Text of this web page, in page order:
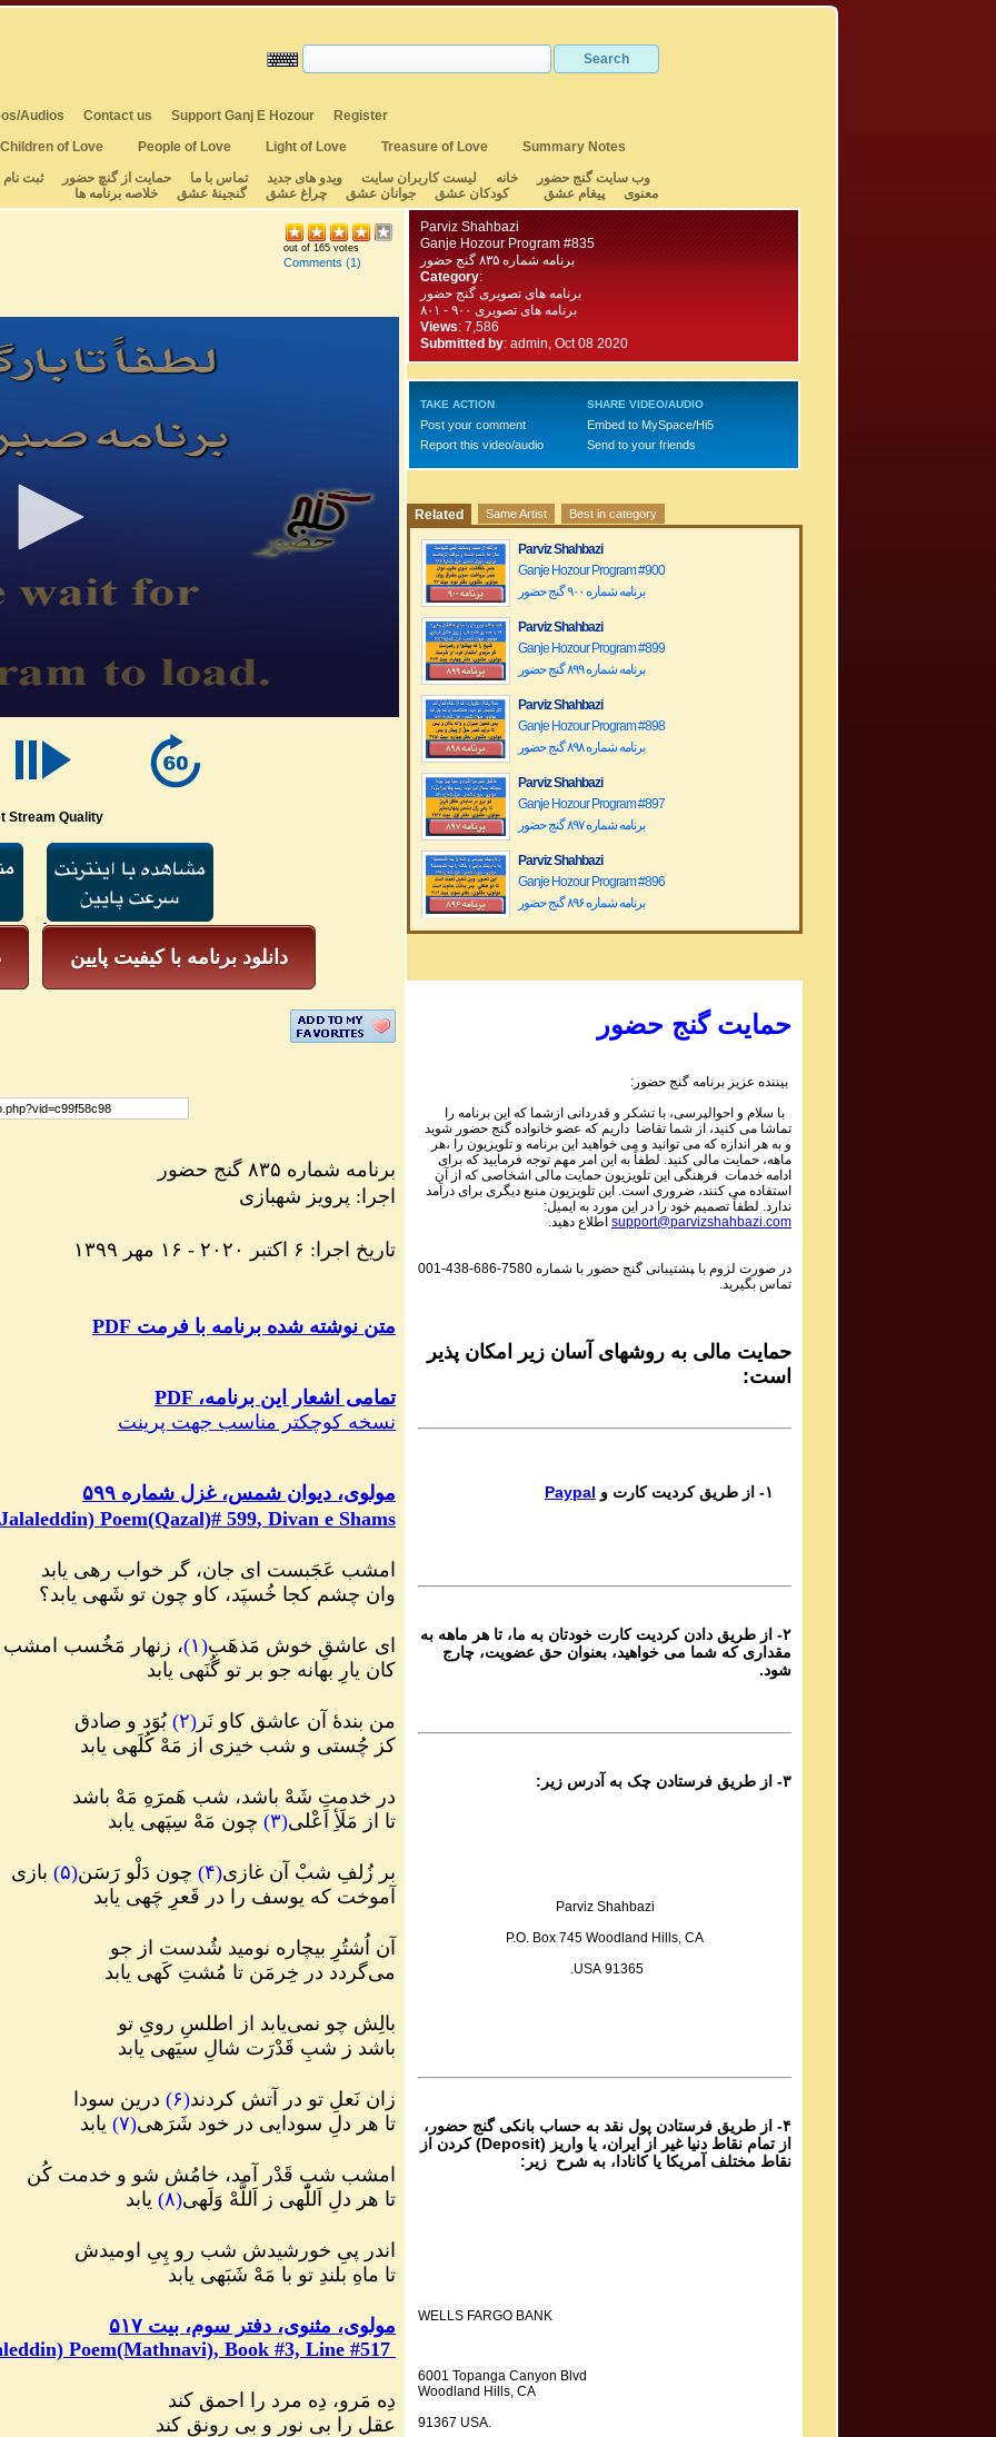
Audios Contact us Support Ganj E Hozour
Register
Children of Love
People of Love Light of Love Treasure of Love
Summary Notes
وب سایت گنج حضور
خانه لیست کاربران سایت ویدو های جدید تماس با ما حمایت از گنچ حضور
ثبت نام
معنوی
پیغام عشق کودکان عشق جوانان عشق چراغ عشق گنجینهٔ عشق خلاصه برنامه ها
out of 165 votes
Comments (1)
Stream Quality
دانلود برنامه با کیفیت پایین
برنامه شماره ۸۳۵ گنج حضور
اجرا: پرویز شهبازی
۱۳۹۹ تاریخ اجرا: ۶ اکتبر ۲۰۲۰ - ۱۶ مهر
PDF متن نوشته شده برنامه با فرمت
PDF ،تمامی اشعار این برنامه
نسخه کوچکتر مناسب جهت پرینت
مولوی، دیوان شمس، غزل شماره ۵۹۹
Poem(Qazal)# 599, Divan e Shams
امشب عَجَبست ای جان، گر خواب رهی یابد
وان چشم کجا خُسپَد، کاو چون تو شَهی یابد؟
ای عاشقِ خوش مَذهَب(۱)، زنهار مَخُسب امشب
کان یارِ بهانه جو بر تو گُنَهی یابد
من بندهٔ آن عاشق کاو نَر (۲) بُوَد و صادق
کز چُستی و شب خیزی از مَهْ کُلَهی یابد
در خدمتِ شَهْ باشد، شب هَمرَهِ مَهْ باشد
تا از مَلَأِ اَعْلی(۳) چون مَهْ سِپَهی یابد
بر زُلفِ شبْ آن غازی(۴) چون دَلْو رَسَن(۵) بازی
آموخت که یوسف را در قَعرِ چَهی یابد
آن اُشتُرِ بیچاره نومید شُدست از جو
میگردد در خِرمَن تا مُشتِ کَهی یابد
بالِش چو نمییابد از اطلسِ رویِ تو
باشد ز شبِ قَدْرَت شالِ سیَهی یابد
زان نَعلِ تو در آتش کردند(۶) درین سودا
تا هر دلِ سودایی در خود شَرَهی(۷) یابد
امشب شبِ قَدْر آمد، خامُش شو و خدمت کُن
تا هر دلِ اَللّهی ز اَللَّهْ وَلَهی(۸) یابد
اندر پیِ خورشیدش شب رو پِیِ اومیدش
تا ماهِ بلندِ تو با مَهْ شَبَهی یابد
مولوی، مثنوی، دفتر سوم، بیت ۵۱۷
Poem(Mathnavi), Book #3, Line #517
دِه مَرو، دِه مرد را احمق کند
عقل را بی نور و بی رونق کند
Parviz Shahbazi
Ganje Hozour Program #835
برنامه شماره ۸۳۵ گنج حضور
Category:
برنامه های تصویری گنج حضور
برنامه های تصویری ۹۰۰ - ۸۰۱
Views: 7,586
Submitted by: admin, Oct 08 2020
TAKE ACTION
Post your comment
Report this video/audio
SHARE VIDEO/AUDIO
Embed to MySpace/Hi5
Send to your friends
Related Same Artist Best in category
Parviz Shahbazi
Ganje Hozour Program #900
برنامه شماره ۹۰۰ گنج حضور
Parviz Shahbazi
Ganje Hozour Program #899
برنامه شماره ۸۹۹ گنج حضور
Parviz Shahbazi
Ganje Hozour Program #898
برنامه شماره ۸۹۸ گنج حضور
Parviz Shahbazi
Ganje Hozour Program #897
برنامه شماره ۸۹۷ گنج حضور
Parviz Shahbazi
Ganje Hozour Program #896
برنامه شماره ۸۹۶ گنج حضور
Parviz Shahbazi
برنامه شماره ۸۹۵ گنج حضور
Ganje Hozour Program #894
Ganje Hozour Program #893
برنامه شماره ۸۹۳ گنج حضور
Parviz Shahbazi
Ganje Hozour Program #892
برنامه شماره ۸۹۲ گنج حضور
Ganje Hozour Program #891
Ganje Hozour Program #890
Ganje Hozour Program #889
Parviz Shahbazi
Ganje Hozour Program #888
Ganje Hozour Program #887
Parviz Shahbazi
Ganje Hozour Program #886
Ganje Hozour Program #885
Parviz Shahbazi
برنامه شماره ۸۸۳ گنج حضور
Ganje Hozour Program #882
حمایت گنج حضور
بیننده عزیز برنامه گنج حضور:
با سلام و احوالپرسی، با تشکر و قدردانی ازشما که این برنامه را
تماشا می کنید، از شما تقاضا داریم که عضو خانواده گنج حضور شوید
و به هر اندازه که می توانید و می خواهید این برنامه و تلویزیون را ،هر
ماهه، حمایت مالی کنید. لطفاً به این امر مهم توجه فرمایید که برای
ادامه خدمات فرهنگی این تلویزیون حمایت مالی اشخاصی که از آن
استفاده می کنند، ضروری است. این تلویزیون منبع دیگری برای درآمد
ندارد. لطفاً تصمیم خود را در این مورد به ایمیل:
support@parvizshahbazi.com اطلاع دهید.
در صورت لزوم با ‍پشتیبانی گنج حضور با شماره 001-438-686-7580
تماس بگیرید.
حمایت مالی به روشهای آسان زیر امکان پذیر
است:
Paypal
۲- از طریق دادن کردیت کارت خودتان به ما، تا هر ماهه به
مقداری که شما می خواهید، بعنوان حق عضویت، چارج
شود.
۳- از طریق فرستادن چک به آدرس زیر:
Parviz Shahbazi
P.O. Box 745 Woodland Hills, CA
91365 USA.
۴- از طریق فرستادن پول نقد به حساب بانکی گنج حضور،
از تمام نقاط دنیا غیر از ایران، یا واریز (Deposit) کردن از
نقاط مختلف آمریکا یا کانادا، به شرح زیر:
WELLS FARGO BANK
6001 Topanga Canyon Blvd
Woodland Hills, CA
91367 USA.